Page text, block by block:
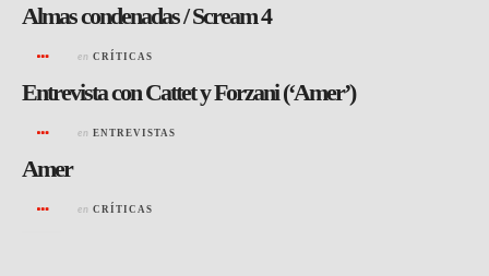
Almas condenadas / Scream 4
en CRÍTICAS
Entrevista con Cattet y Forzani (‘Amer’)
en ENTREVISTAS
Amer
en CRÍTICAS